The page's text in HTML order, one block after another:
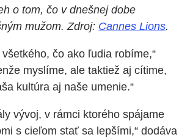
o tom, čo v dnešnej dobe
mužom. Zdroj: Cannes Lions.
čo ako ľudia robíme,“
myslíme, ale taktiež aj cítime,
kultúra aj naše umenie.“
vývoj, v rámci ktorého spájame
s cieľom stať sa lepšími,“ dodáva